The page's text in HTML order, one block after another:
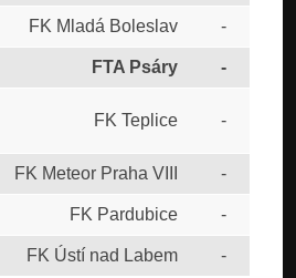
FK Mladá Boleslav -
FTA Psáry -
FK Teplice -
FK Meteor Praha VIII -
FK Pardubice -
FK Ústí nad Labem -